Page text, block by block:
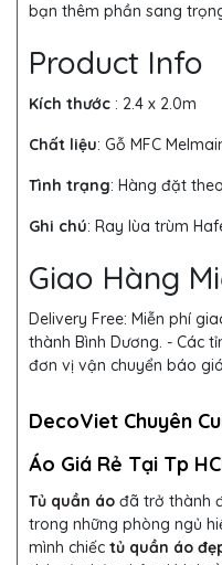
bạn thêm phần sang
Product Info
Kích thước : 2.4 x 2.0m
Chất liệu: Gỗ MFC
Tình trạng: Hàng đặt
Ghi chú: Ray lùa trùm
Giao Hàng
Delivery Free: Miễn phí
thành Bình Dương. - Các
đơn vị vận chuyển báo
DecoViet Chuyên
Áo Giá Rẻ Tại Tp
Tủ quần áo đã trở thành
trong những phòng ngủ
mình chiếc tủ quần áo